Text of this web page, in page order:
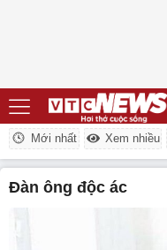
Mới nhất Xem nhiều
đàn ông độc ác